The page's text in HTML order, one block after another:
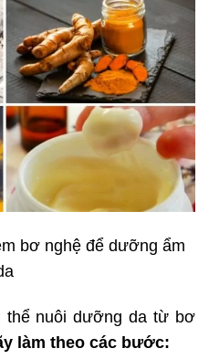
bơ nghệ để dưỡng ẩm
nuôi dưỡng da từ bơ
làm theo các bước: